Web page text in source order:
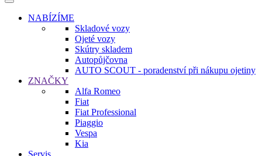
Přepnout
navigaciNABÍZÍME
Skladové vozy
Ojeté vozy
Skútry skladem
Autopůjčovna
AUTO SCOUT - poradenství při nákupu ojetiny
ZNAČKY
Alfa Romeo
Fiat
Fiat Professional
Piaggio
Vespa
Kia
Servis